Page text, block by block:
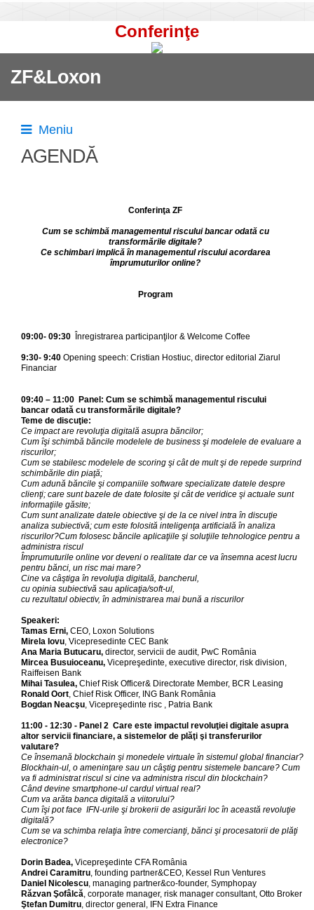
Conferinţe
ZF&Loxon
Meniu
AGENDĂ
Conferinţa ZF
Cum se schimbămanagementul riscului bancar odată cu
transformările digitale?
Ce schimbari implică în managementul riscului acordarea
împrumuturilor online?
Program
09:00- 09:30 Înregistrarea participanţilor & Welcome Coffee
9:30- 9:40 Opening speech: Cristian Hostiuc, director editorial Ziarul
Financiar
09:40 – 11:00 Panel: Cum se schimbă managementul riscului
bancar odată cu transformările digitale?
Teme de discuţie:
Ce impact are revoluţia digitală asupra băncilor;
Cum îşi schimbă băncile modelele de business şi modelele de evaluare a
riscurilor;
Cum se stabilesc modelele de scoring şi cât de mult şi de repede surprind
schimbările din piaţă;
Cum adună băncile şi companiile software specializate datele despre
clienţi; care sunt bazele de date folosite şi cât de veridice şi actuale sunt
informaţiile găsite;
Cum sunt analizate datele obiective şi de la ce nivel intra în discuţie
analiza subiectivă; cum este folosită inteligenţa artificială în analiza
riscurilor?Cum folosesc băncile aplicaţiile şi soluţiile tehnologice pentru a
administra riscul
Împrumuturile online vor deveni o realitate dar ce va însemna acest lucru
pentru bănci, un risc mai mare?
Cine va câştiga în revoluţia digitală, bancherul,
cu opinia subiectivă sau aplicaţia/soft-ul,
cu rezultatul obiectiv, în administrarea mai bună a riscurilor
Speakeri:
Tamas Erni, CEO, Loxon Solutions
Mirela Iovu, Vicepresedinte CEC Bank
Ana Maria Butucaru, director, servicii de audit, PwC România
Mircea Busuioceanu, Vicepreşedinte, executive director, risk division,
Raiffeisen Bank
Mihai Tasulea, Chief Risk Officer& Directorate Member, BCR Leasing
Ronald Oort, Chief Risk Officer, ING Bank România
Bogdan Neacşu, Vicepreşedinte risc , Patria Bank
11:00 - 12:30 - Panel 2 Care este impactul revoluţiei digitale asupra
altor servicii financiare, a sistemelor de plăţi şi transferurilor
valutare?
Ce însemană blockchain şi monedele virtuale în sistemul global financiar?
Blockhain-ul, o ameninţare sau un câştig pentru sistemele bancare? Cum
va fi administrat riscul si cine va administra riscul din blockchain?
Când devine smartphone-ul cardul virtual real?
Cum va arăta banca digitală a viitorului?
Cum îşi pot face IFN-urile şi brokerii de asigurări loc în această revoluţie
digitală?
Cum se va schimba relaţia între comercianţi, bănci şi procesatorii de plăţi
electronice?
Dorin Badea, Vicepreşedinte CFA România
Andrei Caramitru, founding partner&CEO, Kessel Run Ventures
Daniel Nicolescu, managing partner&co-founder, Symphopay
Răzvan Şofâlcă, corporate manager, risk manager consultant, Otto Broker
Ştefan Dumitru, director general, IFN Extra Finance